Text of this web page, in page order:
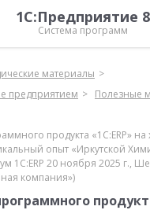
1С:Предприятие 8
Система программ
материалы
предприятием
Полезные
продукта «1С:ERP»
опыт «Иркутской
1С:ERP 20 ноября 2025 г.,
компания»)